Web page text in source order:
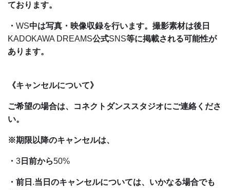
ております。
・ WS中は写真・映像収録を行います。撮影素材は後日
KADOKAWA DREAMS公式SNS等に掲載される可能性が
あります。
《キャンセルについて》
ご希望の場合は、コネクトダンススタジオにご連絡くださ
い。
※期限以降のキャンセルは、
・ 3 日前から50%
・前日 .当日のキャンセルについては、いかなる場合でも